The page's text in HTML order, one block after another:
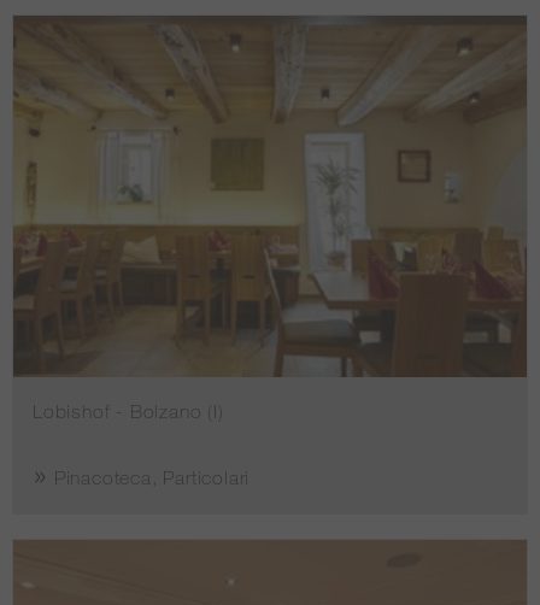
Lobishof - Bolzano (I)
Pinacoteca, Particolari